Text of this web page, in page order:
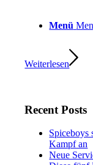
Menü
Weiterlesen
Recent Posts
Spiceboys
Kampf an
Neue